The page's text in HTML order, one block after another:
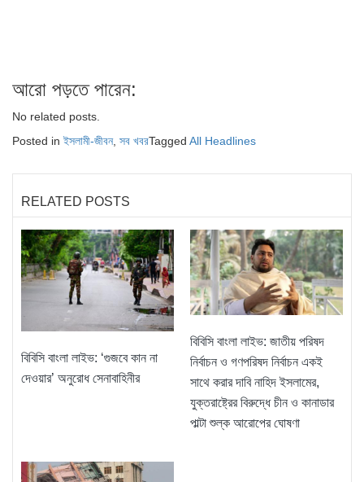
আরো পড়তে পারেন:
No related posts.
Posted inইসলামী-জীবন, সব খবরTagged All Headlines
RELATED POSTS
বিবিসি বাংলা লাইভ: ‘গুজবে কান না
দেওয়ার’ অনুরোধ সেনাবাহিনীর
বিবিসি বাংলা লাইভ: জাতীয় পরিষদ
নির্বাচন ও গণপরিষদ নির্বাচন একই
সাথে করার দাবি নাহিদ ইসলামের,
যুক্তরাষ্ট্রের বিরুদ্ধে চীন ও কানাডার
পাল্টা শুল্ক আরোপের ঘোষণা